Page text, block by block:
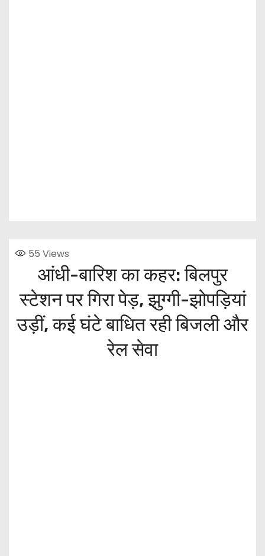
55 Views
आंधी-बारिश का कहर: बिलपुर
स्टेशन पर गिरा पेड़, झुग्गी-झोपड़ियां
उड़ीं, कई घंटे बाधित रही बिजली और
रेल सेवा